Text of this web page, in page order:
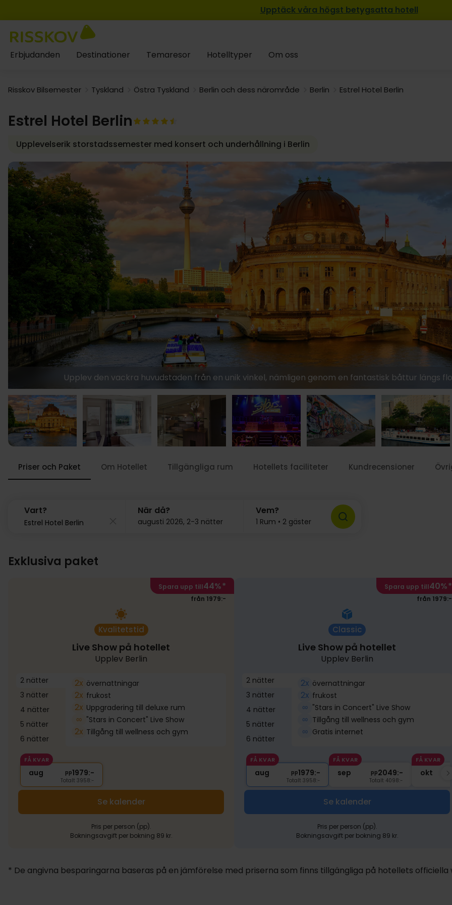
Upptäck våra högst betygsatta hotell
Erbjudanden Destinationer Temaresor Hotelltyper Om oss
Risskov Bilsemester Tyskland Östra Tyskland Berlin och dess närområde Berlin Estrel Hotel Berlin
Estrel Hotel Berlin
Upplevelserik storstadssemester med konsert och underhållning i Berlin
Upplev den vackra huvudstaden från en unik vinkel, nämligen genom en fantastisk båttur längs
Priser och Paket Om Hotellet Tillgängliga rum Hotellets faciliteter Kundrecensioner
Vart? När då?
augusti 2026, 2-3 nätter
Vem?
1 Rum • 2 gäster
Exklusiva paket
Spara upp till44%*
från 1979:-
Kvalitetstid
Live Show på hotellet
Upplev Berlin
2 nätter
3 nätter
4 nätter
5 nätter
6 nätter
2x övernattningar
2x frukost
2x Uppgradering till deluxe rum
∞ "Stars in Concert" Live Show
2x Tillgång till wellness och gym
FÅ KVAR
aug pp1979:-
Totalt 3958:-
Se kalender
Pris per person (pp).
Bokningsavgift per bokning 89 kr.
Spara upp till40%*
från 1979:-
Classic
Live Show på hotellet
Upplev Berlin
2 nätter
3 nätter
4 nätter
5 nätter
6 nätter
2x övernattningar
2x frukost
∞ "Stars in Concert" Live Show
∞ Tillgång till wellness och gym
∞ Gratis internet
FÅ KVAR
aug pp1979:-
Totalt 3958:-
FÅ KVAR
sep pp2049:-
Totalt 4098:-
FÅ KVAR
okt
Se kalender
Pris per person (pp).
Bokningsavgift per bokning 89 kr.
* De angivna besparingarna baseras på en jämförelse med priserna som finns tillgängliga på hotellets officiella